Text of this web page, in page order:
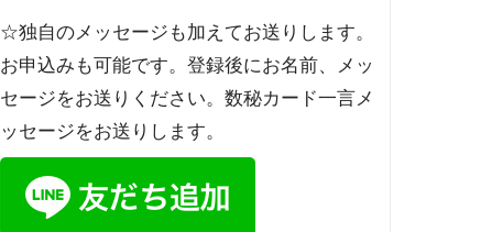
☆独自のメッセージも加えてお送りします。
お申込みも可能です。登録後にお名前、メッ
セージをお送りください。数秘カード一言メ
ッセージをお送りします。